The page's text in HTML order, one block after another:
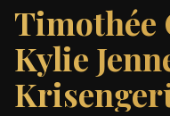
Timothée
Kylie